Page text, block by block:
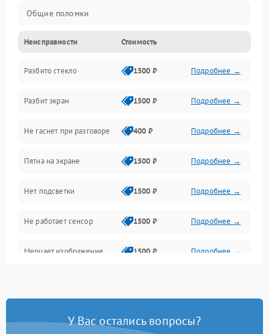
Общие поломки
Проблемы связи
Камеры
Проблемы с дисплеем и сенсором
Зарядка
Проблемы с питанием, зарядкой и аккумулятором
Проблемы с работой системы, корпусом и другие
Неисправности Стоимость
Разбито стекло 1500 ₽ Подробнее →
Разбит экран 1500 ₽ Подробнее →
Не гаснет при разговоре 400 ₽ Подробнее →
Пятна на экране 1500 ₽ Подробнее →
Нет подсветки 1500 ₽ Подробнее →
Не работает сенсор 1500 ₽ Подробнее →
Мерцает изображение 1500 ₽ Подробнее →
У Вас остались вопросы?